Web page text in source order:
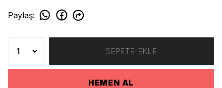
Paylaş:
SEPETE EKLE
HEMEN AL